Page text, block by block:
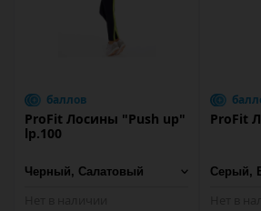
баллов
ProFit Лосины "Push up"
lp.100
ProFit